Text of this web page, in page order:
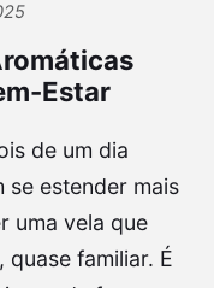
Estar
de um dia
estender mais
uma vela que
familiar. É